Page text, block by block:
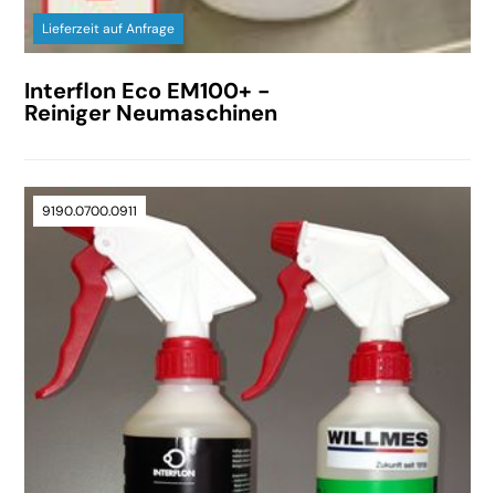
Lieferzeit auf Anfrage
Interflon Eco EM100+ -
Reiniger Neumaschinen
9190.0700.0911